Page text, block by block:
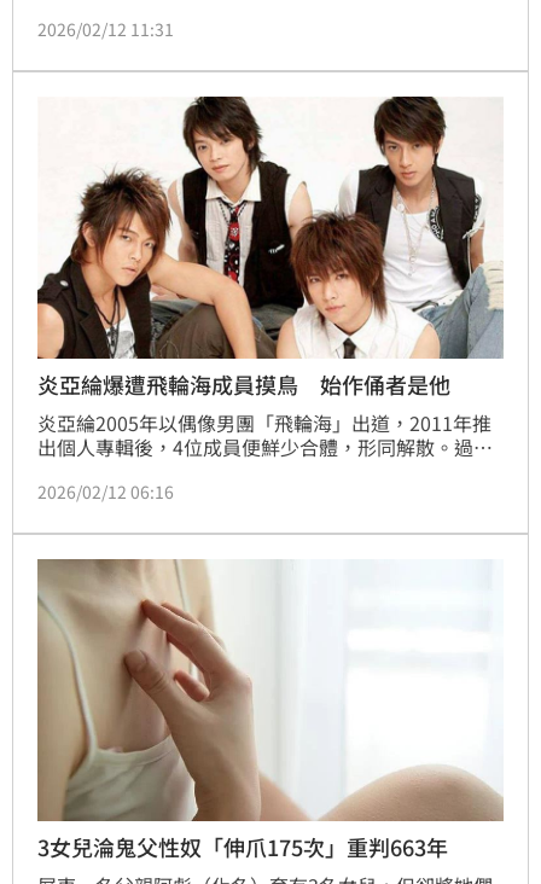
兒子小明（化名）伸出魔爪，隔著褲子狂抓生殖器。新
役90日。
2026/02/12 11:31
炎亞綸爆遭飛輪海成員摸鳥 始作俑者是他
炎亞綸2005年以偶像男團「飛輪海」出道，2011年推
出個人專輯後，4位成員便鮮少合體，形同解散。過去
吐露遭唱片公司外包企劃帶頭性騷擾內幕，團員辰亦
言至今無法放下。
2026/02/12 06:16
3女兒淪鬼父性奴「伸爪175次」重判663年